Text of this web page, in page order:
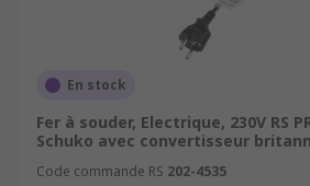
En stock
Fer à souder, Electrique, 230V RS
Schuko avec convertisseur
Code commande RS 202-4535